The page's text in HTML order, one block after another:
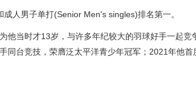
人男子单打(Senior Men's singles)排名第一。
他当时才13岁，与许多年纪较大的羽球好手一起竞
同台竞技，荣膺泛太平洋青少年冠军；2021年他首